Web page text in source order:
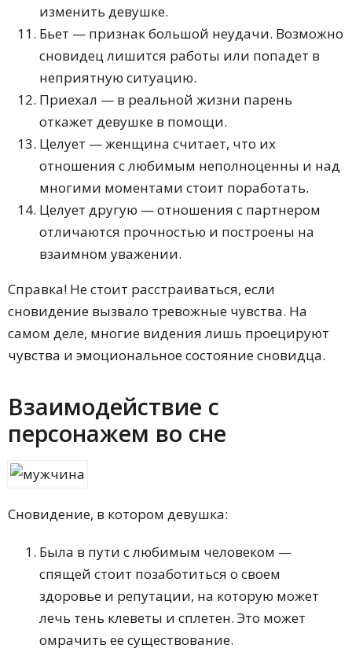
изменить девушке.
Бьет — признак большой неудачи. Возможно
сновидец лишится работы или попадет в
неприятную ситуацию.
Приехал — в реальной жизни парень
откажет девушке в помощи.
Целует — женщина считает, что их
отношения с любимым неполноценны и над
многими моментами стоит поработать.
Целует другую — отношения с партнером
отличаются прочностью и построены на
взаимном уважении.
Справка! Не стоит расстраиваться, если
сновидение вызвало тревожные чувства. На
самом деле, многие видения лишь проецируют
чувства и эмоциональное состояние сновидца.
Взаимодействие с
персонажем во сне
Сновидение, в котором девушка:
Была в пути с любимым человеком —
спящей стоит позаботиться о своем
здоровье и репутации, на которую может
лечь тень клеветы и сплетен. Это может
омрачить ее существование.